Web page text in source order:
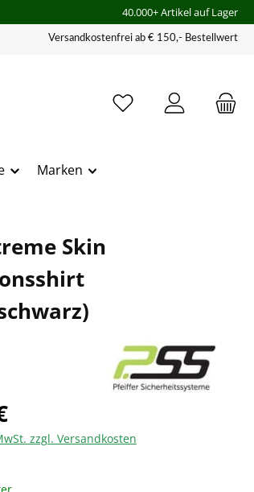
40.000+ Artikel auf Lager
Versandkostenfrei ab € 150,- Bestellwert
Marken
Skin
zzgl. Versandkosten